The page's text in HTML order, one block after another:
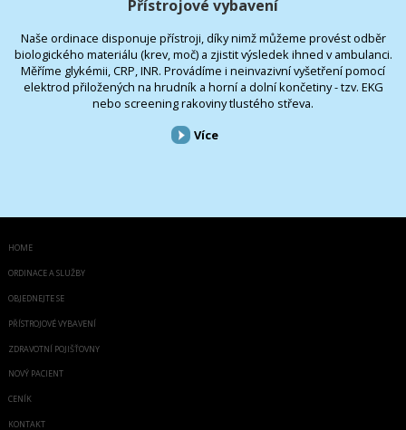
Přístrojové vybavení
Naše ordinace disponuje přístroji, díky nimž můžeme provést odběr
biologického materiálu (krev, moč) a zjistit výsledek ihned v ambulanci.
Měříme glykémii, CRP, INR. Provádíme i neinvazivní vyšetření pomocí
elektrod přiložených na hrudník a horní a dolní končetiny - tzv. EKG
nebo screening rakoviny tlustého střeva.
Více
HOME
ORDINACE A SLUŽBY
OBJEDNEJTE SE
PŘÍSTROJOVÉ VYBAVENÍ
ZDRAVOTNÍ POJIŠŤOVNY
NOVÝ PACIENT
CENÍK
KONTAKT